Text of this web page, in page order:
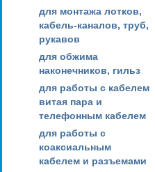
для монтажа лотков,
кабель-каналов, труб,
рукавов
для обжима
наконечников, гильз
для работы с кабелем
витая пара и
телефонным кабелем
для работы с
коаксиальным
кабелем и разъемами